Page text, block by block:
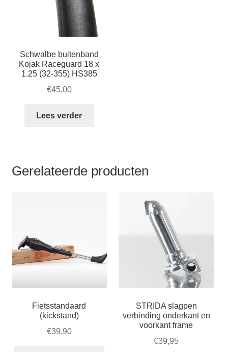
Schwalbe buitenband
Kojak Raceguard 18 x
1.25 (32-355) HS385
€45,00
Lees verder
Gerelateerde producten
Fietsstandaard
(kickstand)
€39,90
STRIDA slagpen
verbinding onderkant en
voorkant frame
€39,95